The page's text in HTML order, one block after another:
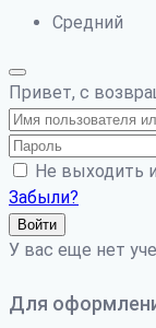
Средний
Привет, с
Не выходить
Забыли?
Войти
У вас еще нет
Для